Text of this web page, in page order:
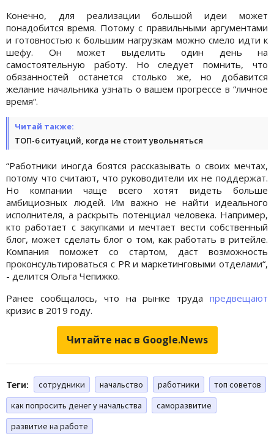
Конечно, для реализации большой идеи может
понадобится время. Потому с правильными аргументами
и готовностью к большим нагрузкам можно смело идти к
шефу. Он может выделить один день на
самостоятельную работу. Но следует помнить, что
обязанностей останется столько же, но добавится
желание начальника узнать о вашем прогрессе в “личное
время“.
Читай также:
ТОП-6 ситуаций, когда не стоит увольняться
“Работники иногда боятся рассказывать о своих мечтах,
потому что считают, что руководители их не поддержат.
Но компании чаще всего хотят видеть больше
амбициозных людей. Им важно не найти идеального
исполнителя, а раскрыть потенциал человека. Например,
кто работает с закупками и мечтает вести собственный
блог, может сделать блог о том, как работать в ритейле.
Компания поможет со стартом, даст возможность
проконсультироваться с PR и маркетинговыми отделами“,
- делится Ольга Чепижко.
Ранее сообщалось, что на рынке труда предвещают
кризис в 2019 году.
Читайте нас в Google.News
Теги: сотрудники начальство работники
топ советов
как попросить денег у начальства
саморазвитие
развитие на работе